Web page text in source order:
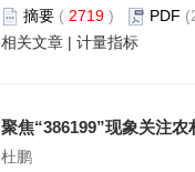
摘要 ( 2719 ) PDF
相关文章 | 计量指标
聚焦“386199”现象关注农
杜鹏